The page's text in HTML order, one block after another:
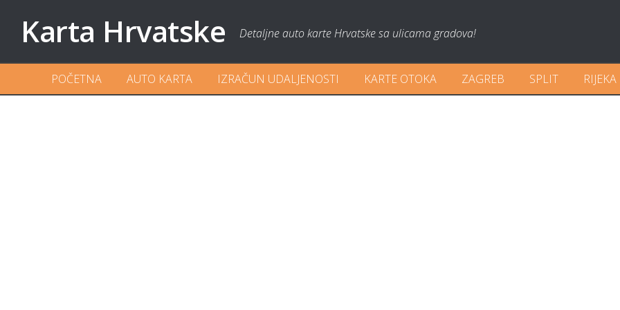
Karta Hrvatske Detaljne auto karte Hrvatske sa ulicama gradova!
POČETNA AUTO KARTA IZRAČUN UDALJENOSTI KARTE OTOKA ZAGREB SPLIT RIJEKA